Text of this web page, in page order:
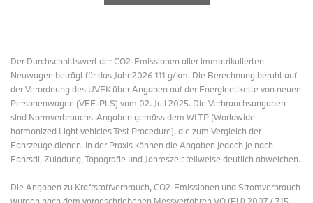
Der Durchschnittswert der CO2-Emissionen aller immatrikulierten
Neuwagen beträgt für das Jahr 2026 111 g/km. Die Berechnung beruht auf
der Verordnung des UVEK über Angaben auf der Energieetikette von neuen
Personenwagen (VEE-PLS) vom 02. Juli 2025. Die Verbrauchsangaben
sind Normverbrauchs-Angaben gemäss dem WLTP (Worldwide
harmonized Light vehicles Test Procedure), die zum Vergleich der
Fahrzeuge dienen. In der Praxis können die Angaben jedoch je nach
Fahrstil, Zuladung, Topografie und Jahreszeit teilweise deutlich abweichen.
Die Angaben zu Kraftstoffverbrauch, CO2-Emissionen und Stromverbrauch